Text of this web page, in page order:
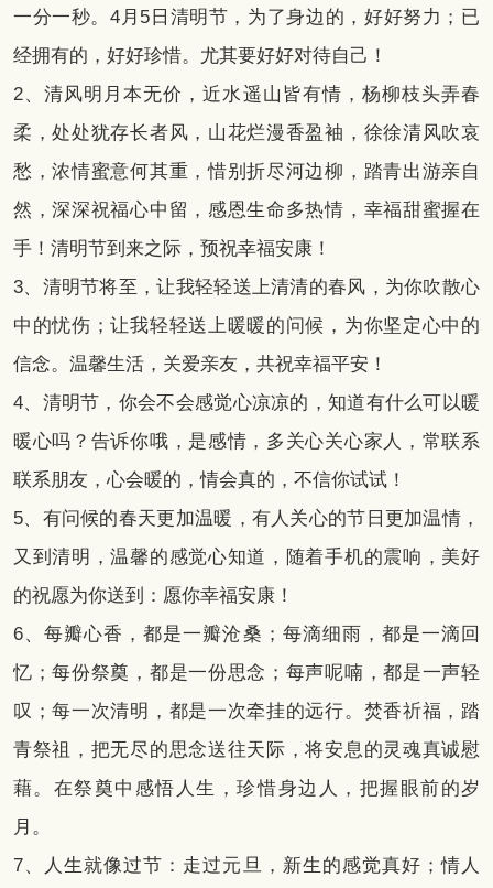
一分一秒。4月5日清明节，为了身边的，好好努力；已
经拥有的，好好珍惜。尤其要好好对待自己！
2、清风明月本无价，近水遥山皆有情，杨柳枝头弄春
柔，处处犹存长者风，山花烂漫香盈袖，徐徐清风吹哀
愁，浓情蜜意何其重，惜别折尽河边柳，踏青出游亲自
然，深深祝福心中留，感恩生命多热情，幸福甜蜜握在
手！清明节到来之际，预祝幸福安康！
3、清明节将至，让我轻轻送上清清的春风，为你吹散心
中的忧伤；让我轻轻送上暖暖的问候，为你坚定心中的
信念。温馨生活，关爱亲友，共祝幸福平安！
4、清明节，你会不会感觉心凉凉的，知道有什么可以暖
暖心吗？告诉你哦，是感情，多关心关心家人，常联系
联系朋友，心会暖的，情会真的，不信你试试！
5、有问候的春天更加温暖，有人关心的节日更加温情，
又到清明，温馨的感觉心知道，随着手机的震响，美好
的祝愿为你送到：愿你幸福安康！
6、每瓣心香，都是一瓣沧桑；每滴细雨，都是一滴回
忆；每份祭奠，都是一份思念；每声呢喃，都是一声轻
叹；每一次清明，都是一次牵挂的远行。焚香祈福，踏
青祭祖，把无尽的思念送往天际，将安息的灵魂真诚慰
藉。在祭奠中感悟人生，珍惜身边人，把握眼前的岁
月。
7、人生就像过节：走过元旦，新生的感觉真好；情人